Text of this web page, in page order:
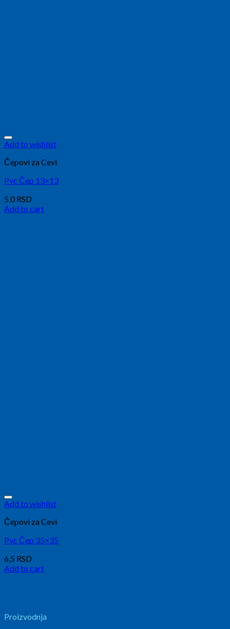
Add to wishlist
Čepovi za Cevi
Pvc Čep 13×13
5,0 RSD
Add to cart
Add to wishlist
Čepovi za Cevi
Pvc Čep 35×35
6,5 RSD
Add to cart
Proizvodnja